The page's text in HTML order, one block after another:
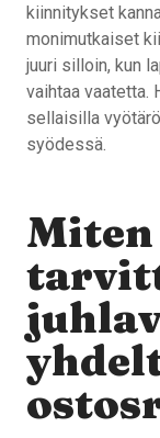
kiinnitykset
monimutkaiset
juuri silloin, kun
vaihtaa vaatetta.
sellaisilla
syödessä.